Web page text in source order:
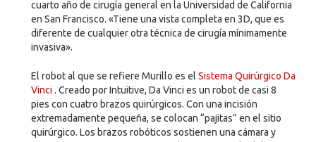
cuarto año de cirugía general en la Universidad de California
en San Francisco. «Tiene una vista completa en 3D, que es
diferente de cualquier otra técnica de cirugía mínimamente
invasiva».
El robot al que se refiere Murillo es el Sistema Quirúrgico Da
Vinci. Creado por Intuitive, Da Vinci es un robot de casi 8
pies con cuatro brazos quirúrgicos. Con una incisión
extremadamente pequeña, se colocan “pajitas” en el sitio
quirúrgico. Los brazos robóticos sostienen una cámara y